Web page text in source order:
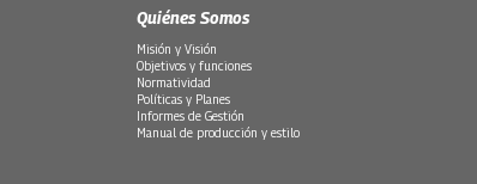
Quiénes Somos
Misión y Visión
Objetivos y funciones
Normatividad
Políticas y Planes
Informes de Gestión
Manual de producción y estilo